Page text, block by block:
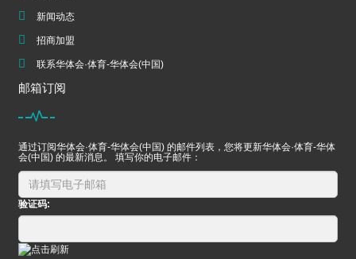
新闻动态
招商加盟
联系华体会·体育-华体会(中国)
邮箱订阅
通过订阅华体会·体育-华体会(中国) 的邮件列表，您将更新华体会·体育-华体
会(中国) 的最新消息。 填写你的电子邮件：
验证码: